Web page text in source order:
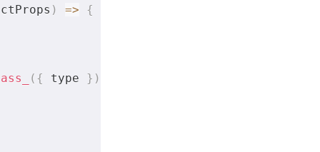
) =>
{
( { type } )